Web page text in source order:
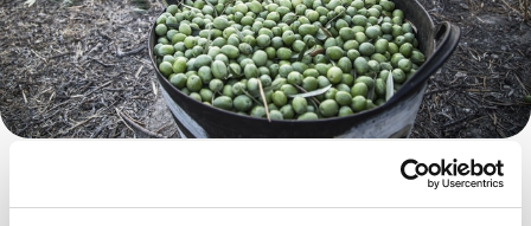
Kontrola produkcji